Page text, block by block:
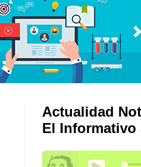
Actualidad
El Informativo